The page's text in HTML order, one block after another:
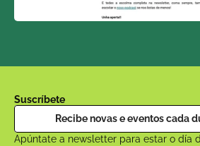
Suscríbete
Recibe novas e eventos cada
Apúntate a newsletter para estar o día